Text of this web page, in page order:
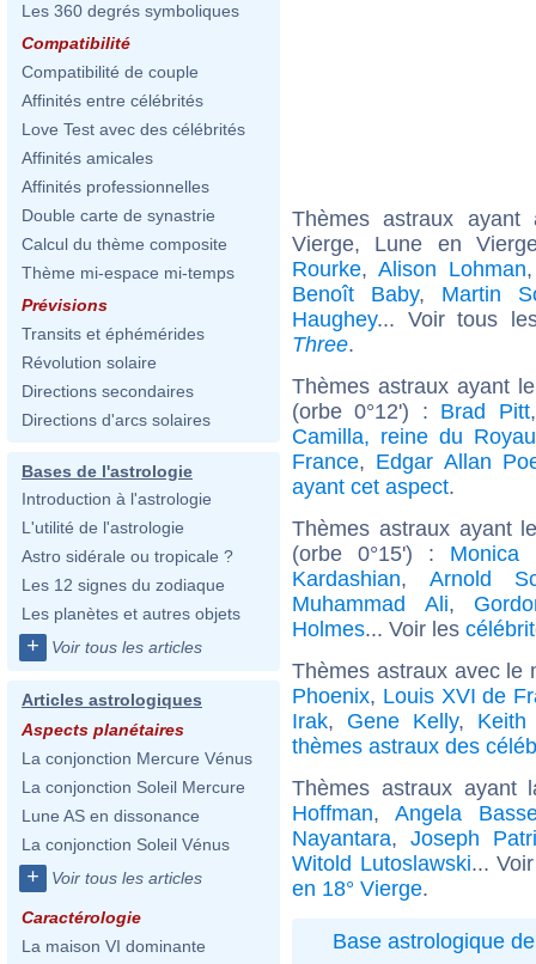
Les 360 degrés symboliques
Compatibilité
Compatibilité de couple
Affinités entre célébrités
Love Test avec des célébrités
Affinités amicales
Affinités professionnelles
Double carte de synastrie
Calcul du thème composite
Thème mi-espace mi-temps
Prévisions
Transits et éphémérides
Révolution solaire
Directions secondaires
Directions d'arcs solaires
Bases de l'astrologie
Introduction à l'astrologie
L'utilité de l'astrologie
Astro sidérale ou tropicale ?
Les 12 signes du zodiaque
Les planètes et autres objets
+ Voir tous les articles
Articles astrologiques
Aspects planétaires
La conjonction Mercure Vénus
La conjonction Soleil Mercure
Lune AS en dissonance
La conjonction Soleil Vénus
+ Voir tous les articles
Caractérologie
La maison VI dominante
Thèmes astraux
Vierge, Lune en
Rourke,Alison Lohman
Benoît Baby, Martin
Haughey... Voir tous
Three.
Thèmes astraux ayant
(orbe 0°12') : Brad Pitt
Camilla, reine du
France, Edgar Allan
ayant cet aspect.
Thèmes astraux ayant
(orbe 0°15') : Monica
Kardashian, Arnold
Muhammad Ali,
Holmes... Voir les
Thèmes astraux avec le
Phoenix, Louis XVI de
Irak, Gene Kelly, Keith
thèmes astraux des
Thèmes astraux
Hoffman,Angela
Nayantara, Joseph
Witold Lutoslawski...
en 18° Vierge.
Base astrologique